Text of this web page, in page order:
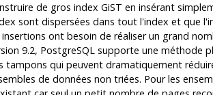
de gros index GiST en insérant
sont dispersées dans tout l'index et que
insertions ont besoin de réaliser un grand
9.2, PostgreSQL supporte une méthode
tampons qui peuvent dramatiquement
de données non triées. Pour les